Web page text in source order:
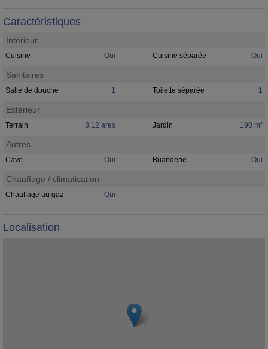
Caractéristiques
Intérieur
Cuisine Oui Cuisine séparée Oui
Sanitaires
Salle de douche 1 Toilette séparée 1
Extérieur
Terrain 3.12 ares Jardin 190 m²
Autres
Cave Oui Buanderie Oui
Chauffage / climatisation
Chauffage au gaz Oui
Localisation